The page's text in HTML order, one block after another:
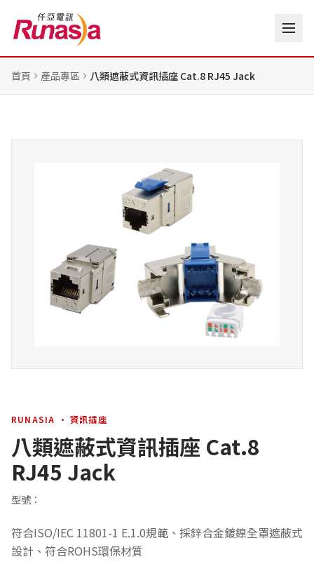
首頁 產品專區 八類遮蔽式資訊插座 Cat.8 RJ45 Jack
RUNASIA · 資訊插座
八類遮蔽式資訊插座 Cat.8
RJ45 Jack
型號：
符合ISO/IEC 11801-1 E.1.0規範、採鋅合金鍍鎳全罩遮蔽式
設計、符合ROHS環保材質